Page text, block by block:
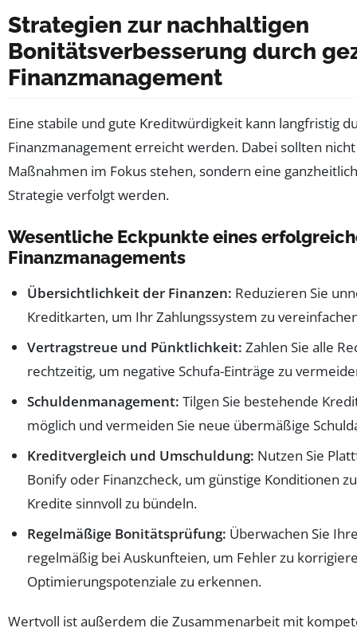
Strategien zur nachhaltigen
Bonitätsverbesserung durch
Finanzmanagement
Eine stabile und gute Kreditwürdigkeit kann langfristig
Finanzmanagement erreicht werden. Dabei sollten
Maßnahmen im Fokus stehen, sondern eine
Strategie verfolgt werden.
Wesentliche Eckpunkte eines
Finanzmanagements
Übersichtlichkeit der Finanzen: Reduzieren Sie
Kreditkarten, um Ihr Zahlungssystem zu
Vertragstreue und Pünktlichkeit: Zahlen Sie alle
rechtzeitig, um negative Schufa-Einträge zu
Schuldenmanagement: Tilgen Sie bestehende
möglich und vermeiden Sie neue übermäßige
Kreditvergleich und Umschuldung: Nutzen Sie
Bonify oder Finanzcheck, um günstige Konditionen
Kredite sinnvoll zu bündeln.
Regelmäßige Bonitätsprüfung: Überwachen Sie
regelmäßig bei Auskunfteien, um Fehler zu
Optimierungspotenziale zu erkennen.
Wertvoll ist außerdem die Zusammenarbeit mit